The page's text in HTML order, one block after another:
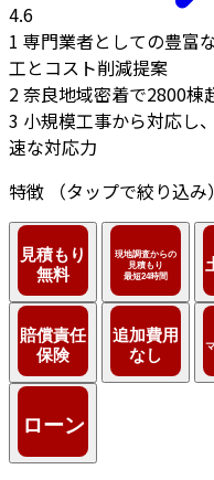
4.6
1 専門業者としての豊富
工とコスト削減提案
2奈良地域密着で2800棟
3 小規模工事から対応し
速な対応力
特徴
（タップで絞り込み）